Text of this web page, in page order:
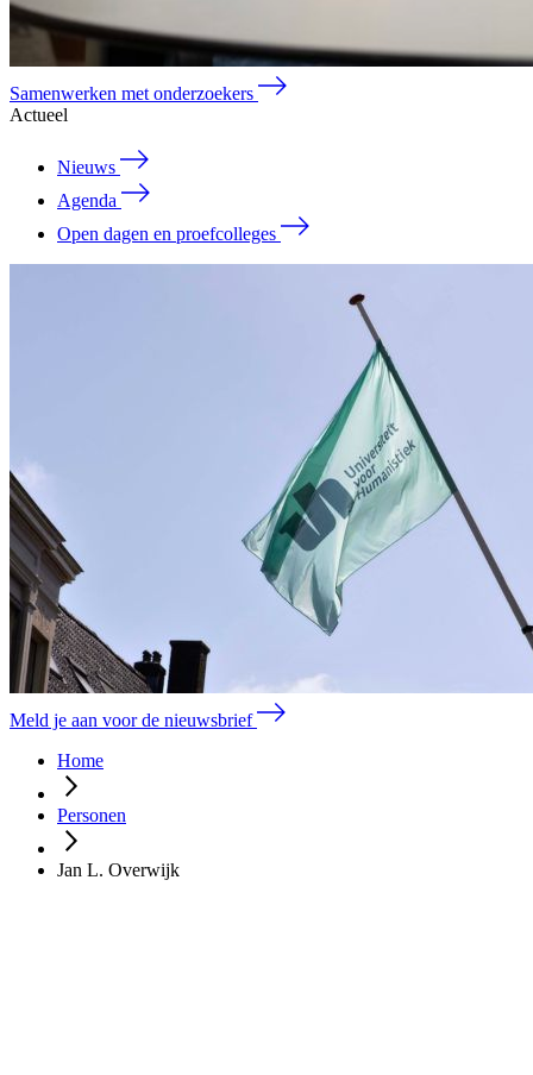
Samenwerken met onderzoekers
Actueel
Nieuws
Agenda
Open dagen en proefcolleges
Meld je aan voor de nieuwsbrief
Home
Personen
Jan L. Overwijk